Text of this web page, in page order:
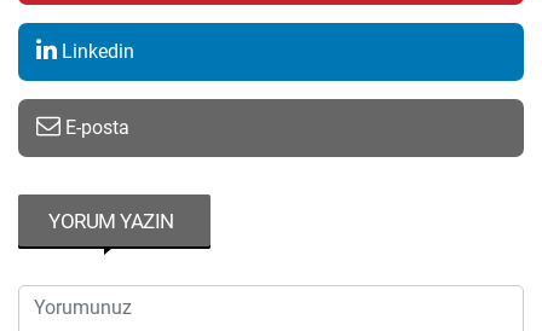
Linkedin
E-posta
YORUM YAZIN